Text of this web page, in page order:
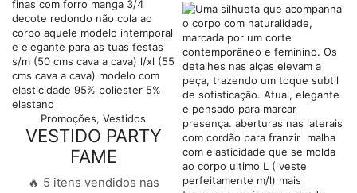
Promoções, Vestidos
VESTIDO PARTY
FAME
🔥 5 itens vendidos nas